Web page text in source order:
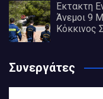
Έκτακτη
Άνεμοι 9
Κόκκινος
Συνεργάτες